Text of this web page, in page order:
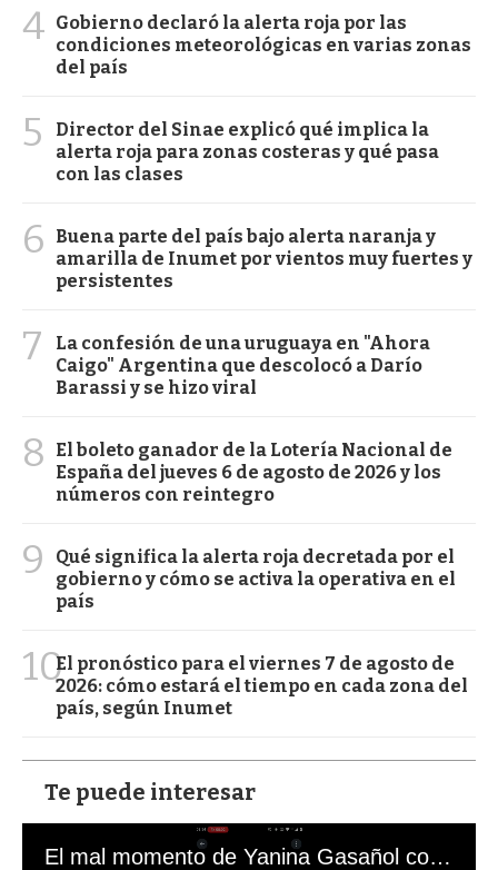
4 Gobierno declaró la alerta roja por las
condiciones meteorológicas en varias zonas
del país
5
Director del Sinae explicó qué implica la
alerta roja para zonas costeras y qué pasa
con las clases
6
Buena parte del país bajo alerta naranja y
amarilla de Inumet por vientos muy fuertes y
persistentes
7
La confesión de una uruguaya en "Ahora
Caigo" Argentina que descolocó a Darío
Barassi y se hizo viral
8
El boleto ganador de la Lotería Nacional de
España del jueves 6 de agosto de 2026 y los
números con reintegro
9
Qué significa la alerta roja decretada por el
gobierno y cómo se activa la operativa en el
país
10El pronóstico para el viernes 7 de agosto de
2026: cómo estará el tiempo en cada zona del
país, según Inumet
Te puede interesar
El mal momento de Yanina Gasañol con un hincha argentino en "Subrayado"